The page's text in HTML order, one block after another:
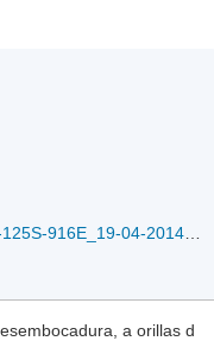
a orillas d